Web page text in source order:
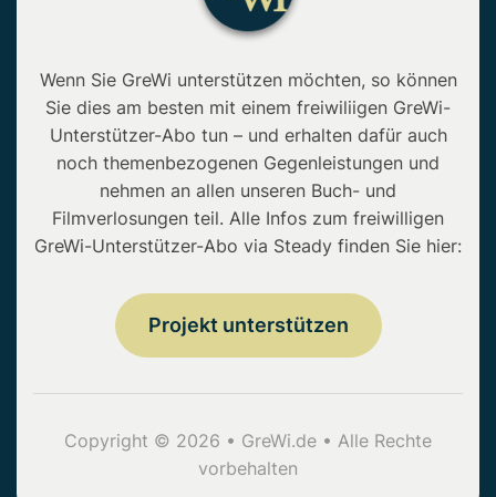
Wenn Sie GreWi unterstützen möchten, so können
Sie dies am besten mit einem freiwiliigen GreWi-
Unterstützer-Abo tun – und erhalten dafür auch
noch themenbezogenen Gegenleistungen und
nehmen an allen unseren Buch- und
Filmverlosungen teil. Alle Infos zum freiwilligen
GreWi-Unterstützer-Abo via Steady finden Sie hier:
Projekt unterstützen
Copyright © 2026 • GreWi.de • Alle Rechte
vorbehalten